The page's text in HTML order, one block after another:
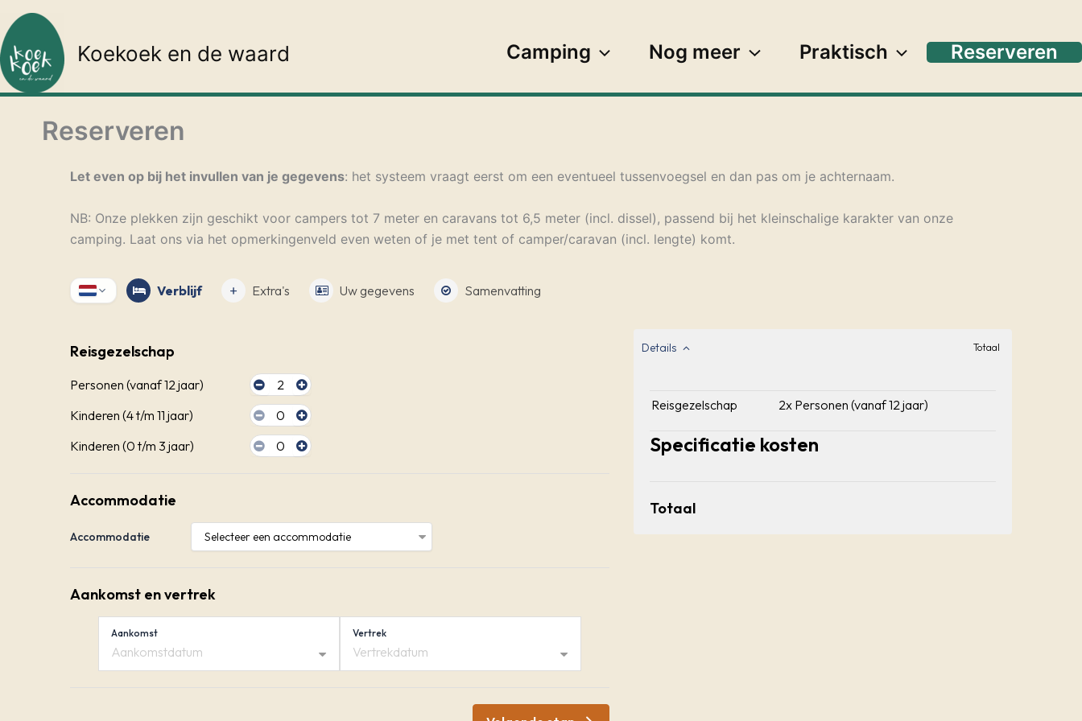
naar
de
inhoud
Koekoek en de waard Camping Nog meer Praktisch Reserveren
Reserveren
Let even op bij het invullen van je gegevens: het systeem vraagt eerst om een eventueel tussenvoegsel en dan pas om je achternaam.
NB: Onze plekken zijn geschikt voor campers tot 7 meter en caravans tot 6,5 meter (incl. dissel), passend bij het kleinschalige karakter van onze
camping. Laat ons via het opmerkingenveld even weten of je met tent of camper/caravan (incl. lengte) komt.
Verblijf Extra's Uw gegevens Samenvatting
Reisgezelschap
Personen (vanaf 12 jaar)
2
Kinderen (4 t/m 11 jaar)
0
Kinderen (0 t/m 3 jaar)
0
Accommodatie
Accommodatie
Aankomst en vertrek
Aankomst
Aankomstdatum
Vertrek
Vertrekdatum
Details Totaal
Reisgezelschap 2x Personen (vanaf 12 jaar)
Specificatie kosten
Totaal